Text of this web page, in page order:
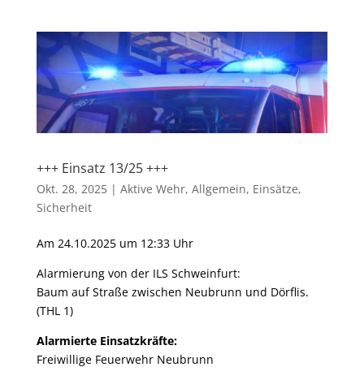
+++ Einsatz 13/25 +++
Okt. 28, 2025| Aktive Wehr, Allgemein, Einsätze,
Sicherheit
Am 24.10.2025 um 12:33 Uhr
Alarmierung von der ILS Schweinfurt:
Baum auf Straße zwischen Neubrunn und Dörflis.
(THL 1)
Alarmierte Einsatzkräfte:
Freiwillige Feuerwehr Neubrunn